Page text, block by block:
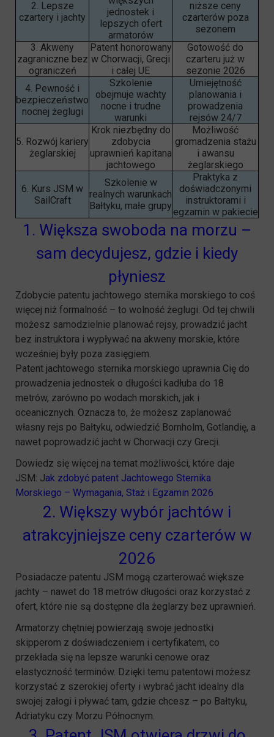
2. Lepsze
czartery i jachty
jednostek i
lepszych ofert
armatorów
niższe ceny
czarterów poza
sezonem
3. Akweny
zagraniczne bez
ograniczeń
Patent honorowany
w Chorwacji, Grecji
i całej UE
Gotowość do
czarteru już w
sezonie 2026
4. Pewność i
bezpieczeństwo
nocnej żeglugi
Szkolenie
obejmuje wachty
nocne i trudne
warunki
Umiejętność
planowania i
prowadzenia
rejsów 24/7
5. Rozwój kariery
żeglarskiej
Krok niezbędny do
zdobycia
uprawnień kapitana
jachtowego
Możliwość
gromadzenia stażu
i awansu
żeglarskiego
6. Kurs JSM w
SailCraft
Szkolenie w
realnych warunkach
Bałtyku, małe grupy
Praktyka z
doświadczonymi
instruktorami i
egzamin w pakiecie
1. Większa swoboda na morzu –
sam decydujesz, gdzie i kiedy
płyniesz
Zdobycie patentu jachtowego sternika morskiego to coś
więcej niż formalność – to wolność żeglugi. Od tej chwili
możesz samodzielnie planować rejsy, prowadzić jacht
bez instruktora i wypływać na akweny morskie, które
wcześniej były poza zasięgiem.
Patent jachtowego sternika morskiego uprawnia Cię do
prowadzenia jednostek o długości kadłuba do 18
metrów, zarówno po wodach morskich, jak i
oceanicznych. Oznacza to, że możesz zaplanować
własny rejs po Bałtyku, odwiedzić Bornholm, Gotlandię, a
nawet poprowadzić jacht w Chorwacji czy Grecji.
Dowiedz się więcej na temat możliwości, które daje
JSM: Jak zdobyć patent Jachtowego Sternika
Morskiego – Wymagania, Staż i Egzamin 2026
2. Większy wybór jachtów i
atrakcyjniejsze ceny czarterów w
2026
Posiadacze patentu JSM mogą czarterować większe
jachty – nawet do 18 metrów długości oraz korzystać z
ofert, które nie są dostępne dla żeglarzy bez uprawnień.
Armatorzy chętniej powierzają swoje jednostki
skipperom z doświadczeniem i certyfikatem, co
przekłada się na lepsze warunki cenowe oraz
elastyczność terminów. Dzięki temu patentowi możesz
korzystać z szerokiej oferty i wybrać jacht idealny dla
swojej załogi i pływać tam, gdzie chcesz – po Bałtyku,
Adriatyku czy Morzu Północnym.